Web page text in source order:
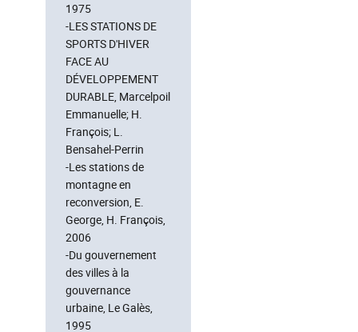
1975
-LES STATIONS DE
SPORTS D'HIVER
FACE AU
DÉVELOPPEMENT
DURABLE, Marcelpoil
Emmanuelle; H.
François; L.
Bensahel-Perrin
-Les stations de
montagne en
reconversion, E.
George, H. François,
2006
-Du gouvernement
des villes à la
gouvernance
urbaine, Le Galès,
1995